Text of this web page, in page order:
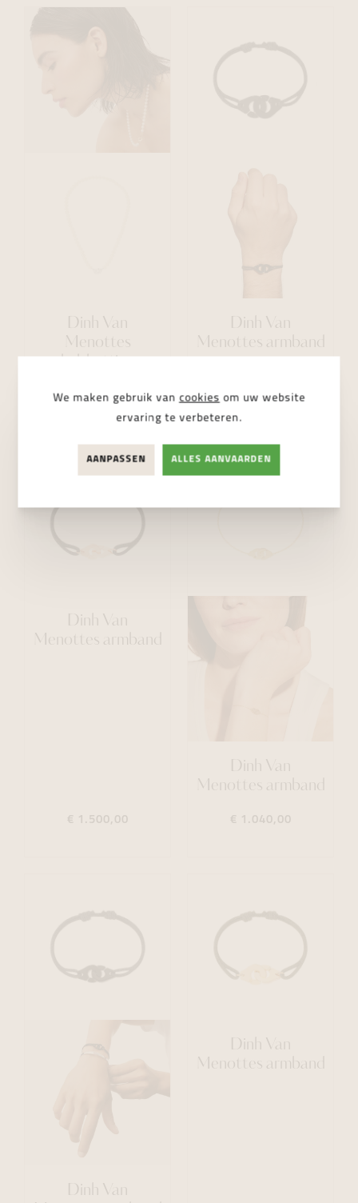
Dinh Van
Menottes
€ 2.520,00
Dinh Van
Menottes armband
€ 430,00
Dinh Van
Menottes armband
€ 1.500,00
Dinh Van
Menottes armband
€ 1.040,00
Dinh Van
Dinh Van
Menottes armband
We maken gebruik van cookies om uw website
ervaring te verbeteren.
AANPASSEN ALLES AANVAARDEN